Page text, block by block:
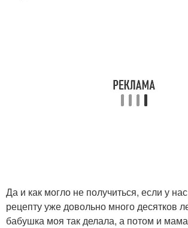
Да и как могло не получиться, если у
рецепту уже довольно много десятков
бабушка моя так делала, а потом и